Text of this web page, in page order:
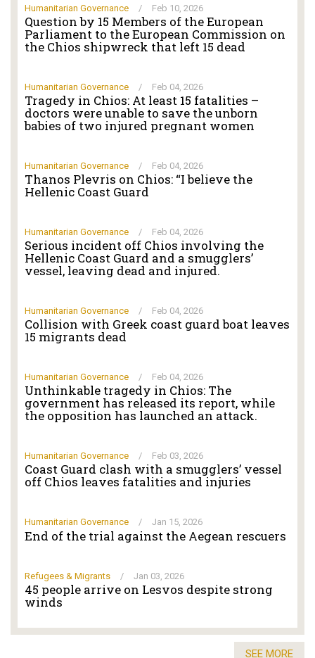
Humanitarian Governance / Feb 10, 2026
Question by 15 Members of the European
Parliament to the European Commission on
the Chios shipwreck that left 15 dead
Humanitarian Governance / Feb 04, 2026
Tragedy in Chios: At least 15 fatalities –
doctors were unable to save the unborn
babies of two injured pregnant women
Humanitarian Governance / Feb 04, 2026
Thanos Plevris on Chios: “I believe the
Hellenic Coast Guard
Humanitarian Governance / Feb 04, 2026
Serious incident off Chios involving the
Hellenic Coast Guard and a smugglers’
vessel, leaving dead and injured.
Humanitarian Governance / Feb 04, 2026
Collision with Greek coast guard boat leaves
15 migrants dead
Humanitarian Governance / Feb 04, 2026
Unthinkable tragedy in Chios: The
government has released its report, while
the opposition has launched an attack.
Humanitarian Governance / Feb 03, 2026
Coast Guard clash with a smugglers’ vessel
off Chios leaves fatalities and injuries
Humanitarian Governance / Jan 15, 2026
End of the trial against the Aegean rescuers
Refugees & Migrants / Jan 03, 2026
45 people arrive on Lesvos despite strong
winds
SEE MORE